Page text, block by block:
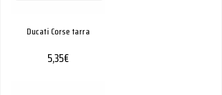
Ducati Corse tarra
5,35€